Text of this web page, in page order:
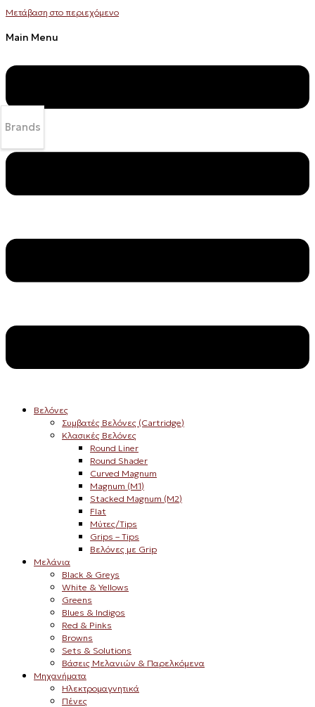
Μετάβαση στο περιεχόμενο
Main Menu
Βελόνες
Συμβατές Βελόνες (Cartridge)
Κλασικές Βελόνες
Round Liner
Round Shader
Curved Magnum
Magnum (M1)
Stacked Magnum (M2)
Flat
Μύτες/Tips
Grips – Tips
Βελόνες με Grip
Μελάνια
Black & Greys
White & Yellows
Greens
Blues & Indigos
Red & Pinks
Browns
Sets & Solutions
Βάσεις Μελανιών & Παρελκόμενα
Μηχανήματα
Ηλεκτρομαγνητικά
Πένες
Brands